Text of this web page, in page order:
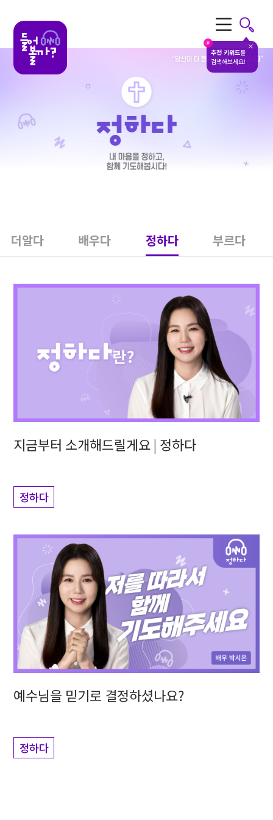
#
추천 키워드를
검색해보세요!
더알다 배우다 정하다 부르다
지금부터 소개해드릴게요 | 정하다
정하다
예수님을 믿기로 결정하셨나요?
정하다